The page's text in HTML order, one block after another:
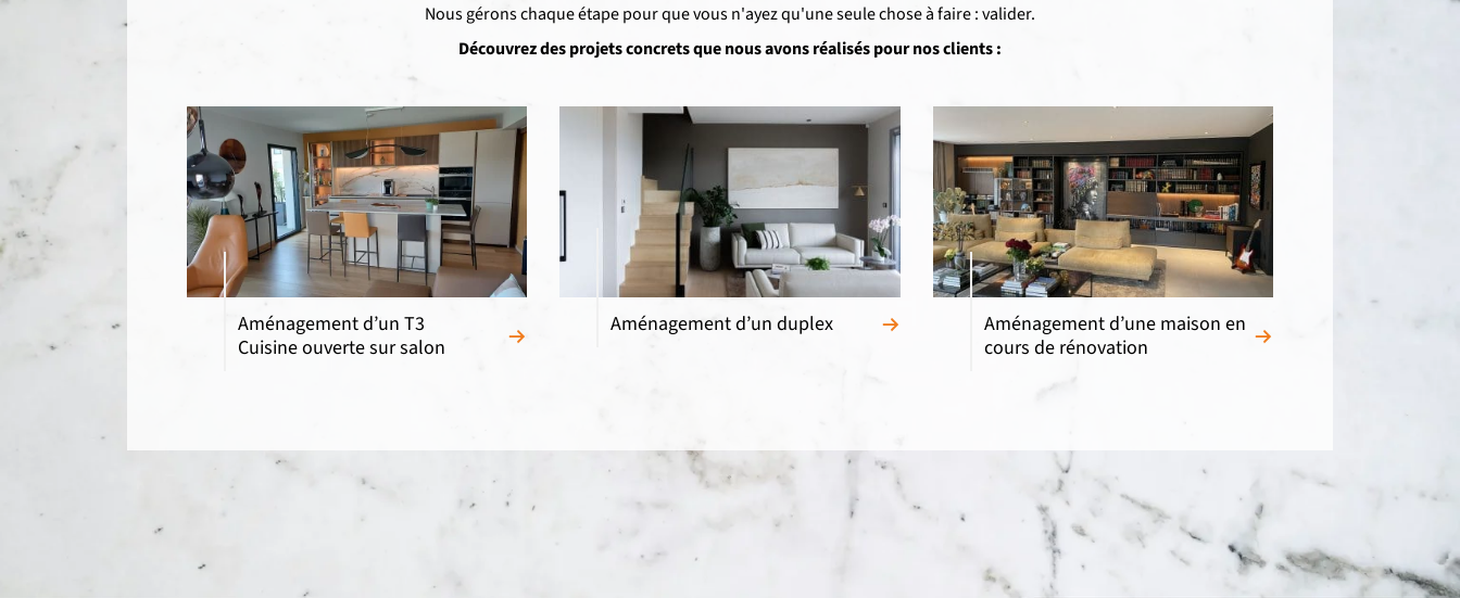
Nous gérons chaque étape pour que vous n'ayez qu'une seule chose à faire : valider.
Découvrez des projets concrets que nous avons réalisés pour nos clients :
Aménagement d’un T3
Cuisine ouverte sur salon
Aménagement d’un duplex
Aménagement d’une maison en
cours de rénovation